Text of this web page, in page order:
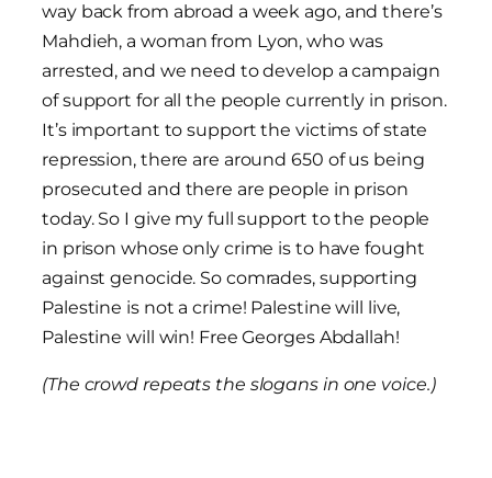
way back from abroad a week ago, and there’s
Mahdieh, a woman from Lyon, who was
arrested, and we need to develop a campaign
of support for all the people currently in prison.
It’s important to support the victims of state
repression, there are around 650 of us being
prosecuted and there are people in prison
today. So I give my full support to the people
in prison whose only crime is to have fought
against genocide. So comrades, supporting
Palestine is not a crime! Palestine will live,
Palestine will win! Free Georges Abdallah!
(The crowd repeats the slogans in one voice.)